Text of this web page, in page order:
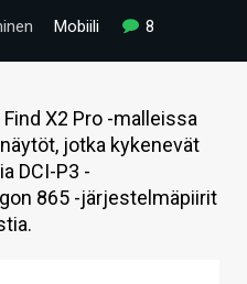
Mobiili 8
X2 Pro -malleissa
jotka kykenevät
DCI-P3 -
865 -järjestelmäpiirit